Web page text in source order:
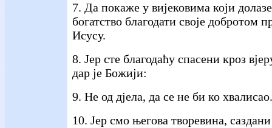
7. Да покаже у вијековима који
богатство благодати своје добротом
Исусу.
8. Јер сте благодаћу спасени кроз
дар је Божији:
9. Не од дјела, да се не би ко хвалисао.
10. Јер смо његова творевина,